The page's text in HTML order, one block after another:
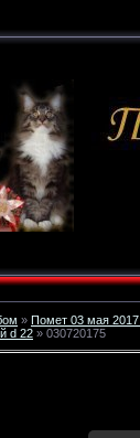
» Помет 03 мая 2017
d 22 » 030720175